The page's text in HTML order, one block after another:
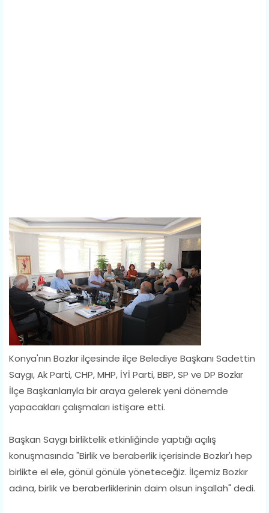
Konya'nın Bozkır ilçesinde ilçe Belediye Başkanı Sadettin
Saygı, Ak Parti, CHP, MHP, İYİ Parti, BBP, SP ve DP Bozkır
İlçe Başkanlarıyla bir araya gelerek yeni dönemde
yapacakları çalışmaları istişare etti.
Başkan Saygı birliktelik etkinliğinde yaptığı açılış
konuşmasında "Birlik ve beraberlik içerisinde Bozkır'ı hep
birlikte el ele, gönül gönüle yöneteceğiz. İlçemiz Bozkır
adına, birlik ve beraberliklerinin daim olsun inşallah" dedi.